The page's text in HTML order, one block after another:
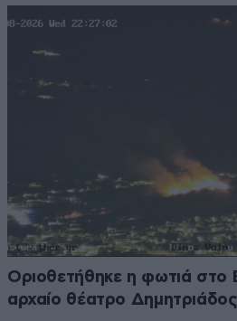
Οριοθετήθηκε η φωτιά
αρχαίο θέατρο Δημητριάδος